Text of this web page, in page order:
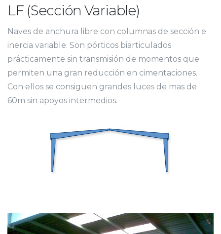
LF (Sección Variable)
Naves de anchura libre con columnas de sección e
inercia variable. Son pórticos biarticulados
prácticamente sin transmisión de momentos que
permiten una gran reducción en cimentaciones.
Con ellos se consiguen grandes luces de mas de
60m sin apoyos intermedios.